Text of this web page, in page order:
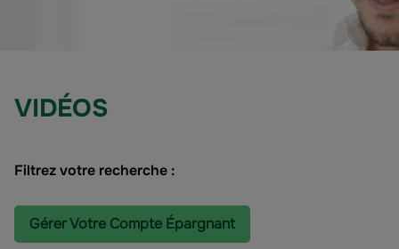
VIDÉOS
Filtrez votre recherche :
Gérer Votre Compte Épargnant